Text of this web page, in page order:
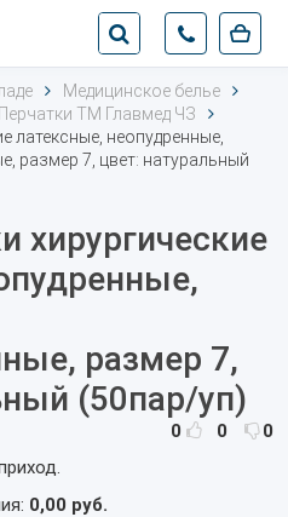
Медицинское белье
Перчатки ТМ Главмед ЧЗ
латексные, неопудренные,
размер 7, цвет: натуральный
хирургические
размер 7,
(50пар/уп)
0 0
0
0,00 руб.